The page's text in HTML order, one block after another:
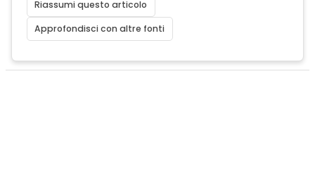
Riassumi questo articolo
Approfondisci con altre fonti